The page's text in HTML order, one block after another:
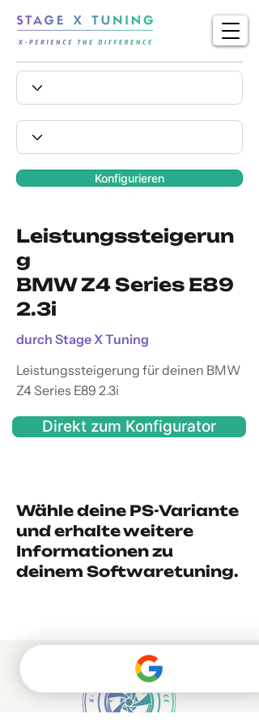
Konfigurieren
Leistungssteigerun
g
BMW Z4 Series E89
2.3i
durch Stage X Tuning
Leistungssteigerung für deinen BMW
Z4 Series E89 2.3i
Direkt zum Konfigurator
Wähle deine PS-Variante
und erhalte weitere
Informationen zu
deinem Softwaretuning.